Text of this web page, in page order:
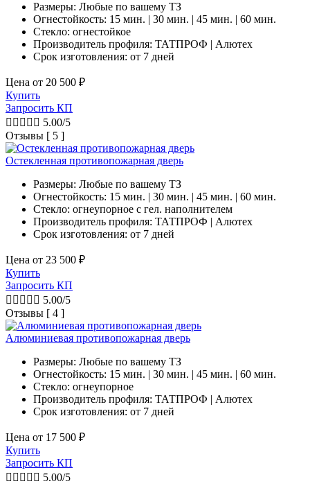
Размеры: Любые по вашему ТЗ
Огнестойкость: 15 мин. | 30 мин. | 45 мин. | 60 мин.
Стекло: огнестойкое
Производитель профиля: ТАТПРОФ | Алютех
Срок изготовления: от 7 дней
Цена от 20 500 ₽
Купить
Запросить КП
     5.00/5
Отзывы [ 5 ]
Остекленная противопожарная дверь
Размеры: Любые по вашему ТЗ
Огнестойкость: 15 мин. | 30 мин. | 45 мин. | 60 мин.
Стекло: огнеупорное с гел. наполнителем
Производитель профиля: ТАТПРОФ | Алютех
Срок изготовления: от 7 дней
Цена от 23 500 ₽
Купить
Запросить КП
     5.00/5
Отзывы [ 4 ]
Алюминиевая противопожарная дверь
Размеры: Любые по вашему ТЗ
Огнестойкость: 15 мин. | 30 мин. | 45 мин. | 60 мин.
Стекло: огнеупорное
Производитель профиля: ТАТПРОФ | Алютех
Срок изготовления: от 7 дней
Цена от 17 500 ₽
Купить
Запросить КП
     5.00/5